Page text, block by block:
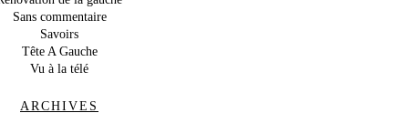
Sans commentaire
Savoirs
Tête A Gauche
Vu à la télé
ARCHIVES